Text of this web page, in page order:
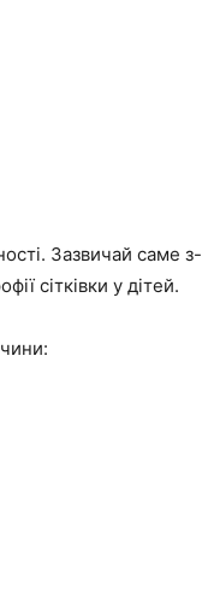
Зазвичай саме з-
сітківки у дітей.